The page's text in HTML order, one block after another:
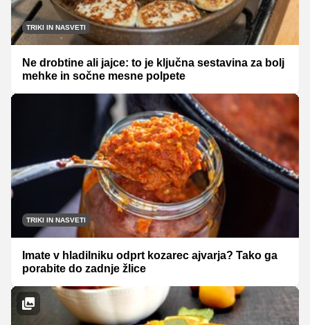
TRIKI IN NASVETI
Ne drobtine ali jajce: to je ključna sestavina za bolj
mehke in sočne mesne polpete
TRIKI IN NASVETI
Imate v hladilniku odprt kozarec ajvarja? Tako ga
porabite do zadnje žlice